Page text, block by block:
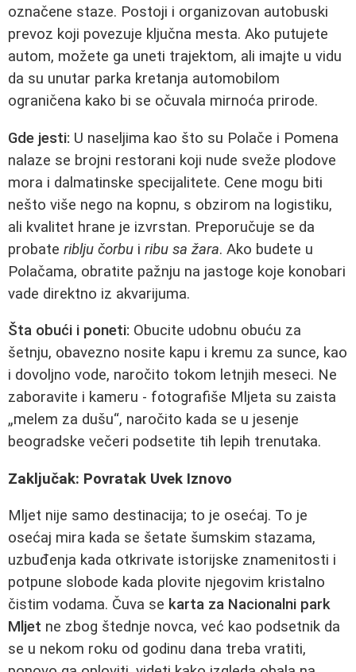
označene staze. Postoji i organizovan autobuski
prevoz koji povezuje ključna mesta. Ako putujete
autom, možete ga uneti trajektom, ali imajte u vidu
da su unutar parka kretanja automobilom
ograničena kako bi se očuvala mirnoća prirode.
Gde jesti: U naseljima kao što su Polače i Pomena
nalaze se brojni restorani koji nude sveže plodove
mora i dalmatinske specijalitete. Cene mogu biti
nešto više nego na kopnu, s obzirom na logistiku,
ali kvalitet hrane je izvrstan. Preporučuje se da
probate riblju čorbu i ribu sa žara. Ako budete u
Polačama, obratite pažnju na jastoge koje konobari
vade direktno iz akvarijuma.
Šta obući i poneti: Obucite udobnu obuću za
šetnju, obavezno nosite kapu i kremu za sunce, kao
i dovoljno vode, naročito tokom letnjih meseci. Ne
zaboravite i kameru - fotografiše Mljeta su zaista
„melem za dušu“, naročito kada se u jesenje
beogradske večeri podsetite tih lepih trenutaka.
Zaključak: Povratak Uvek Iznovo
Mljet nije samo destinacija; to je osećaj. To je
osećaj mira kada se šetate šumskim stazama,
uzbuđenja kada otkrivate istorijske znamenitosti i
potpune slobode kada plovite njegovim kristalno
čistim vodama. Čuva se karta za Nacionalni park
Mljet ne zbog štednje novca, već kao podsetnik da
se u nekom roku od godinu dana treba vratiti,